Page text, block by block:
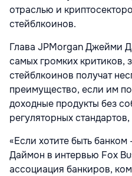
отраслью и
стейблкоинов.
Глава JPMorgan Джейми
самых громких критиков,
стейблкоинов получат
преимущество, если им
доходные продукты без
регуляторных
«Если хотите быть
Даймон в интервью Fox
ассоциация банкиров,